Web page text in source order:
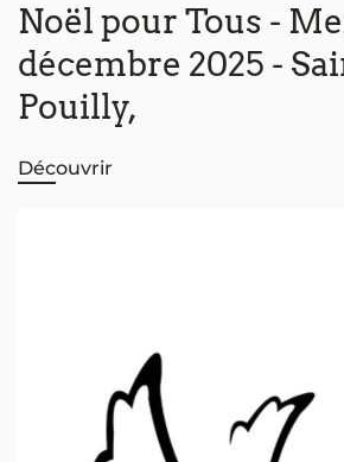
Noël pour Tous -
décembre 2025 -
Pouilly,
Découvrir